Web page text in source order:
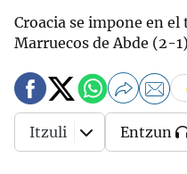
Croacia se impone en
Marruecos de Abde (2-1)
Itzuli Entzun